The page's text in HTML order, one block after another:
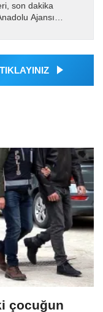
son dakika
Ajansı
çocuğun